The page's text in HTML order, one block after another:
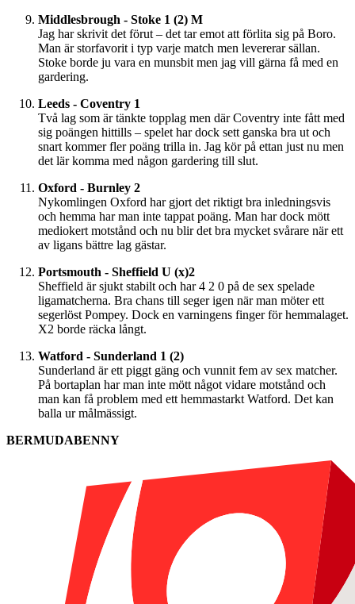
Middlesbrough - Stoke 1 (2) M
Jag har skrivit det förut – det tar emot att förlita sig på Boro.
Man är storfavorit i typ varje match men levererar sällan.
Stoke borde ju vara en munsbit men jag vill gärna få med en
gardering.
Leeds - Coventry 1
Två lag som är tänkte topplag men där Coventry inte fått med
sig poängen hittills – spelet har dock sett ganska bra ut och
snart kommer fler poäng trilla in. Jag kör på ettan just nu men
det lär komma med någon gardering till slut.
Oxford - Burnley 2
Nykomlingen Oxford har gjort det riktigt bra inledningsvis
och hemma har man inte tappat poäng. Man har dock mött
mediokert motstånd och nu blir det bra mycket svårare när ett
av ligans bättre lag gästar.
Portsmouth - Sheffield U (x)2
Sheffield är sjukt stabilt och har 4 2 0 på de sex spelade
ligamatcherna. Bra chans till seger igen när man möter ett
segerlöst Pompey. Dock en varningens finger för hemmalaget.
X2 borde räcka långt.
Watford - Sunderland 1 (2)
Sunderland är ett piggt gäng och vunnit fem av sex matcher.
På bortaplan har man inte mött något vidare motstånd och
man kan få problem med ett hemmastarkt Watford. Det kan
balla ur målmässigt.
BERMUDABENNY